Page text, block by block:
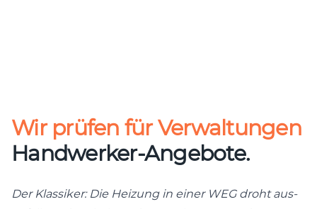
Wir prüfen für Verwaltungen
Handwerker-Angebote.
Der Klas­si­ker: Die Hei­zung in einer WEG droht aus­